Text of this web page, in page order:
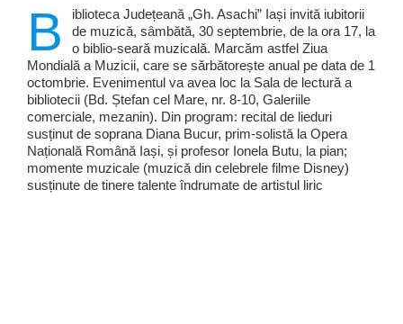
B
iblioteca Județeană „Gh. Asachi” Iași invită iubitorii
de muzică, sâmbătă, 30 septembrie, de la ora 17, la
o biblio-seară muzicală. Marcăm astfel Ziua
Mondială a Muzicii, care se sărbătorește anual pe data de 1
octombrie. Evenimentul va avea loc la Sala de lectură a
bibliotecii (Bd. Ștefan cel Mare, nr. 8-10, Galeriile
comerciale, mezanin). Din program: recital de lieduri
susținut de soprana Diana Bucur, prim-solistă la Opera
Națională Română Iași, și profesor Ionela Butu, la pian;
momente muzicale (muzică din celebrele filme Disney)
susținute de tinere talente îndrumate de artistul liric